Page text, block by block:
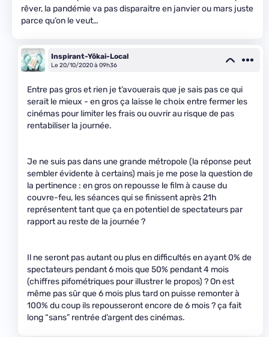
rêver, la pandémie va pas disparaitre en janvier ou mars juste
parce qu’on le veut…
Inspirant-Yōkai-Local
Le 20/10/2020 à 09h36
Entre pas gros et rien je t’avouerais que je sais pas ce qui
serait le mieux - en gros ça laisse le choix entre fermer les
cinémas pour limiter les frais ou ouvrir au risque de pas
rentabiliser la journée.
Je ne suis pas dans une grande métropole (la réponse peut
sembler évidente à certains) mais je me pose la question de
la pertinence : en gros on repousse le film à cause du
couvre-feu, les séances qui se finissent après 21h
représentent tant que ça en potentiel de spectateurs par
rapport au reste de la journée ?
Il ne seront pas autant ou plus en difficultés en ayant 0% de
spectateurs pendant 6 mois que 50% pendant 4 mois
(chiffres pifométriques pour illustrer le propos) ? On est
même pas sûr que 6 mois plus tard on puisse remonter à
100% du coup ils repousseront encore de 6 mois ? ça fait
long “sans” rentrée d’argent des cinémas.